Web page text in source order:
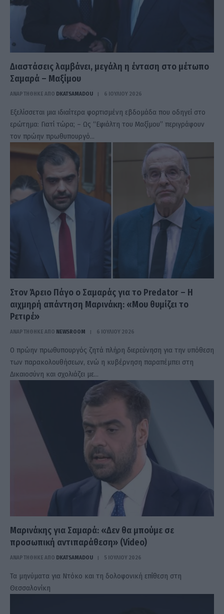
Διαστάσεις λαμβάνει, μεγάλη η ένταση στο μέτωπο
Σαμαρά – Μαξίμου
ΑΝΑΡΤΗΘΗΚΕ ΑΠΟ DKATSAMADOU 6 ΙΟΥΛΊΟΥ 2026
Εξελίσσεται μια ιδιαίτερα φορτισμένη εβδομάδα που οδηγεί στο
ερώτημα: Γιατί τώρα; – Ως “Εφιάλτη του Μαξίμου” περιγράφουν
τον πρώην πρωθυπουργό…
Στον Άρειο Πάγο ο Σαμαράς για το Predator – Η
αιχμηρή απάντηση Μαρινάκη: «Μου θυμίζει το
Ρετιρέ»
ΑΝΑΡΤΗΘΗΚΕ ΑΠΟ NEWSROOM 6 ΙΟΥΛΊΟΥ 2026
Ο πρώην πρωθυπουργός ζητά πλήρη διερεύνηση για την υπόθεση
των παρακολουθήσεων, ενώ η κυβέρνηση παραπέμπει στη
Δικαιοσύνη και σχολιάζει με…
Μαρινάκης για Σαμαρά: «Δεν θα μπούμε σε
προσωπική αντιπαράθεση» (Video)
ΑΝΑΡΤΗΘΗΚΕ ΑΠΟ DKATSAMADOU 5 ΙΟΥΛΊΟΥ 2026
Τα μηνύματα για Ντόκο και τη δολοφονική επίθεση στη
Θεσσαλονίκη